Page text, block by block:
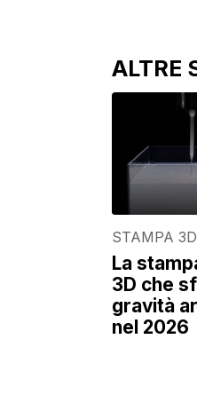
ALTRE
STAMPA 3D
La
3D che
gravità
nel 2026